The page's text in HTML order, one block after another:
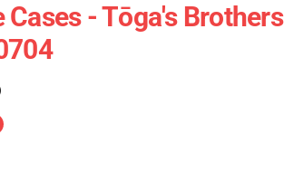
- Tōga's Brothers